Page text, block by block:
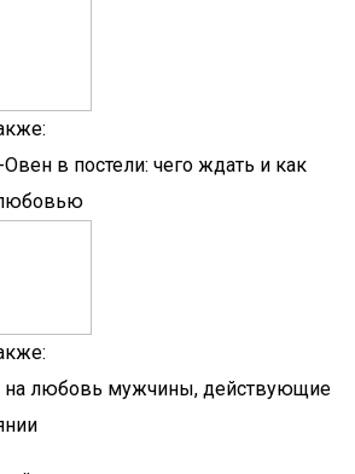
в постели: чего ждать и как
любовью
на любовь мужчины, действующие